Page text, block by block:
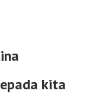
kita